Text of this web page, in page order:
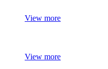
View more
View more